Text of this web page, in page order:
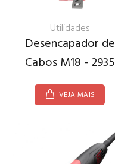
Utilidades
Desencapador de
Cabos M18 - 2935
VEJA MAIS